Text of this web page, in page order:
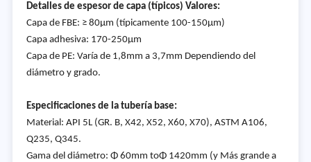
Detalles de espesor de capa (típicos) Valores:
Capa de FBE: ≥ 80μm (típicamente 100-150μm)
Capa adhesiva: 170-250μm
Capa de PE: Varía de 1,8mm a 3,7mm Dependiendo del
diámetro y grado.
Especificaciones de la tubería base:
Material: API 5L (GR. B, X42, X52, X60, X70), ASTM A106,
Q235, Q345.
Gama del diámetro: Φ 60mm toΦ 1420mm (y Más grande a